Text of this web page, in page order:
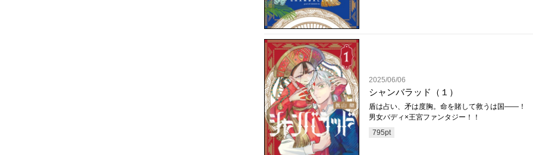
2025/06/06
シャンバラッド（１）
盾は占い、矛は度胸。命を賭して救うは国——！
男女バディ×王宮ファンタジー！！
795pt